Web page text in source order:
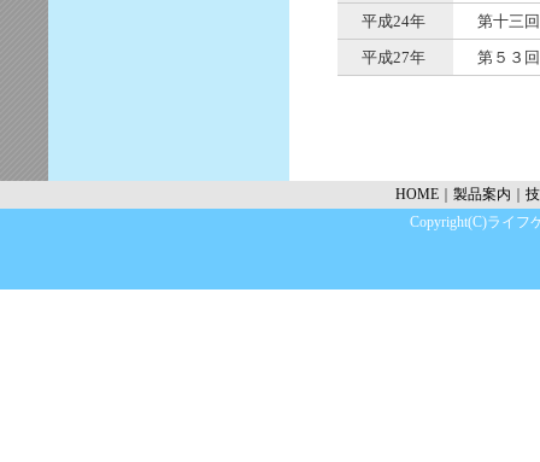
平成24年
第十三
平成27年
第５３
HOME 製品案内
Copyright(C)ライフ